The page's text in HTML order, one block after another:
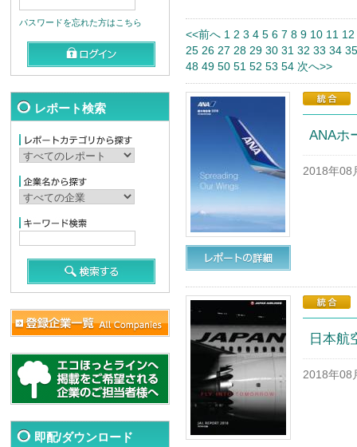
パスワードを忘れた方はこちら
レポート検索
即配/ダウンロード
<<前へ 1 2 3 4 5 6 7 8 9 10 11 12
25 26 27 28 29 30 31 32 33 34 35
48 49 50 51 52 53 54 次へ>>
ANAホ
2018年08
日本航
2018年08